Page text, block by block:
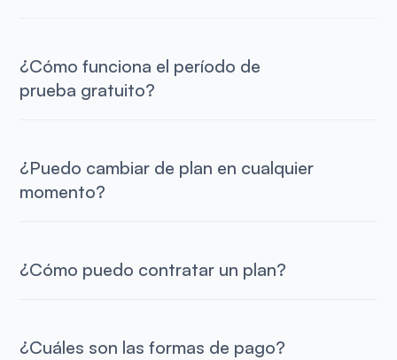
¿Cómo funciona el período de
prueba gratuito?
¿Puedo cambiar de plan en cualquier
momento?
¿Cómo puedo contratar un plan?
¿Cuáles son las formas de pago?